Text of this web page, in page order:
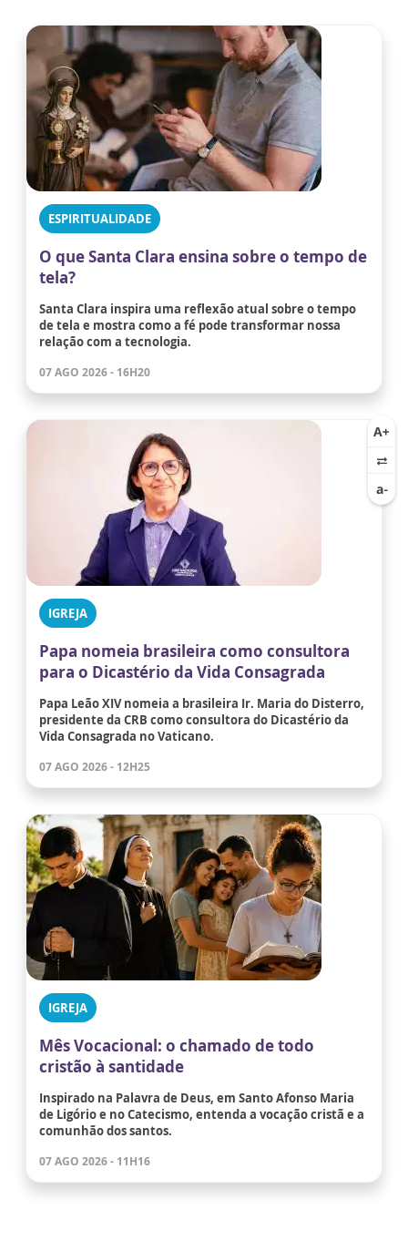
ESPIRITUALIDADE
O que Santa Clara ensina sobre o tempo de
tela?
Santa Clara inspira uma reflexão atual sobre o tempo
de tela e mostra como a fé pode transformar nossa
relação com a tecnologia.
07 AGO 2026 - 16H20
IGREJA
Papa nomeia brasileira como consultora
para o Dicastério da Vida Consagrada
Papa Leão XIV nomeia a brasileira Ir. Maria do Disterro,
presidente da CRB como consultora do Dicastério da
Vida Consagrada no Vaticano.
07 AGO 2026 - 12H25
IGREJA
Mês Vocacional: o chamado de todo
cristão à santidade
Inspirado na Palavra de Deus, em Santo Afonso Maria
de Ligório e no Catecismo, entenda a vocação cristã e a
comunhão dos santos.
07 AGO 2026 - 11H16